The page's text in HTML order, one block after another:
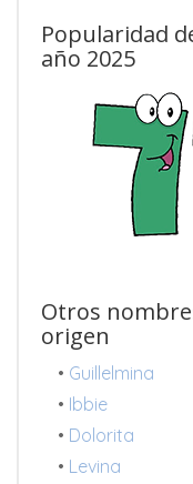
Popularidad
año 2025
Otros
origen
• Guillelmina
• Ibbie
• Dolorita
• Levina